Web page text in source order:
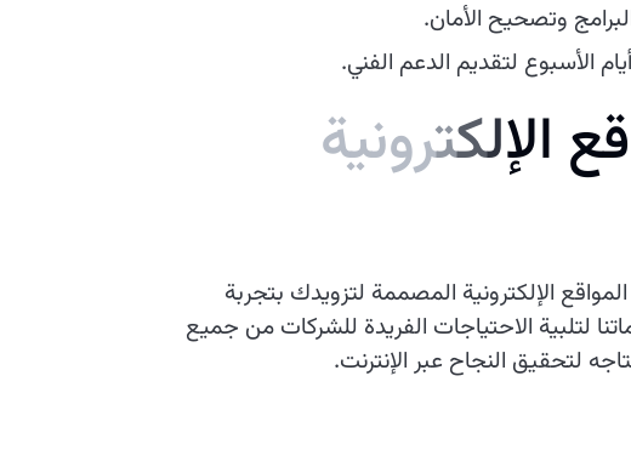
وتصحيح الأمان.
الأسبوع لتقديم الدعم الفني.
قع اللكترونية
الإلكترونية المصممة لتزويدك بتجربة
لتلبية الاحتياجات الفريدة للشركات من جميع
لتحقيق النجاح عبر الإنترنت.